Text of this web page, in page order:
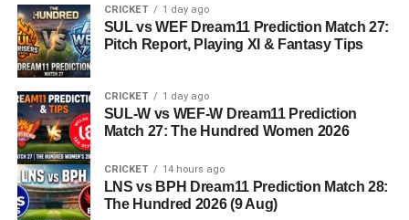
CRICKET 1 day ago
SUL vs WEF Dream11 Prediction Match 27:
Pitch Report, Playing XI & Fantasy Tips
CRICKET 1 day ago
SUL-W vs WEF-W Dream11 Prediction
Match 27: The Hundred Women 2026
CRICKET 14 hours ago
LNS vs BPH Dream11 Prediction Match 28:
The Hundred 2026 (9 Aug)